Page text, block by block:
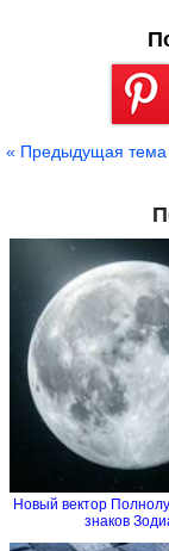
« Предыдущая тема
Новый вектор
знаков